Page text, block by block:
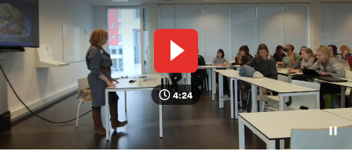
Video afspelen
4:24